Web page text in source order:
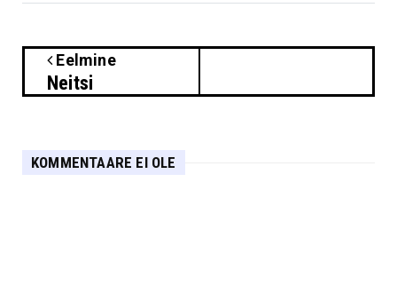
Eelmine
Neitsi
KOMMENTAARE EI OLE